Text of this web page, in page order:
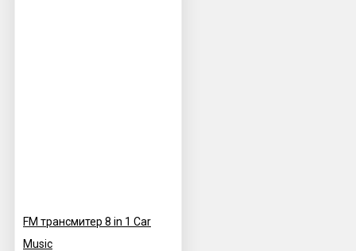
FM трансмитер 8 in 1 Car
Music